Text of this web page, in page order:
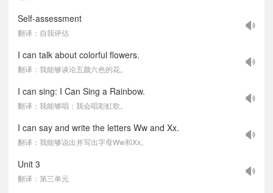
Self-assessment
翻译：自我评估
I can talk about colorful flowers.
翻译：我能够谈论五颜六色的花。
I can sing: I Can Sing a Rainbow.
翻译：我能够唱：我会唱彩虹歌。
I can say and write the letters Ww and Xx.
翻译：我能够说出并写出字母Ww和Xx。
Unit 3
翻译：第三单元